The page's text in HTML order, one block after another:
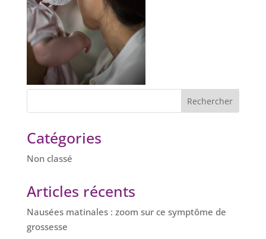
Catégories
Non classé
Articles récents
Nausées matinales : zoom sur ce symptôme de
grossesse